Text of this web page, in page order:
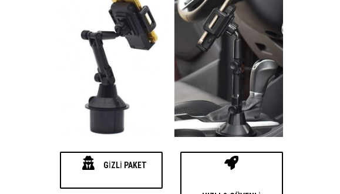
GIZLI PAKET